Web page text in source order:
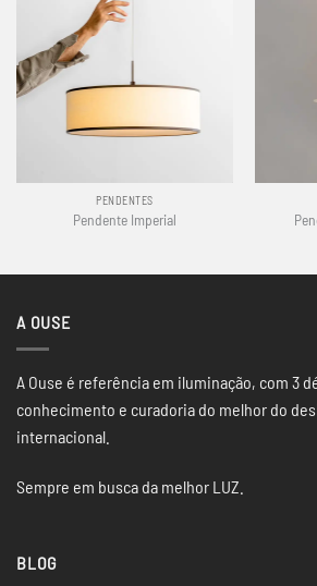
PENDENTES
Pendente Imperial
A OUSE
A Ouse é referência em iluminação, com 3
conhecimento e curadoria do melhor do
internacional.
Sempre em busca da melhor LUZ.
BLOG